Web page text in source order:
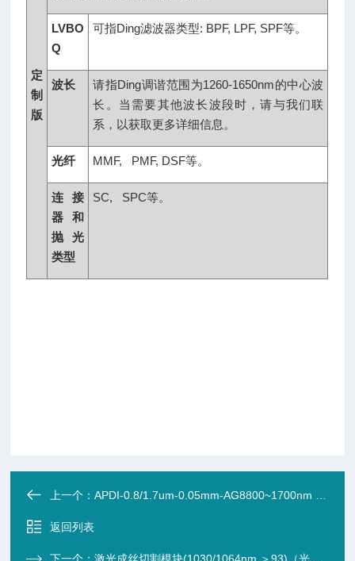
定
制
版
LVBO
Q
可指Ding滤波器类型: BPF, LPF, SPF等。
波长
请指Ding调谐范围为1260-1650nm的中心波
长。当需要其他波长波段时，请与我们联
系，以获取更多详细信息。
光纤 MMF, PMF, DSF等。
连接
器和
抛光
类型
SC, SPC等。
上一个：APDI-0.8/1.7um-0.05mm-AG8800~1700nm 雪崩式光电探测器（APD）直径 0.05mm （砷化铟InAs/铟砷锑InAs
返回列表